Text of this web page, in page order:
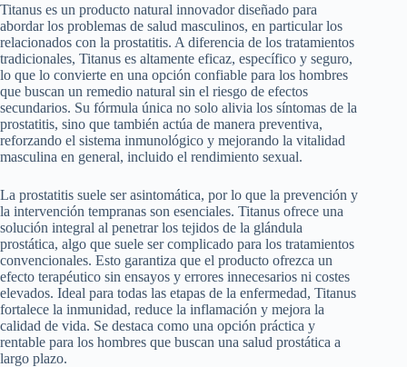
Titanus es un producto natural innovador diseñado para
abordar los problemas de salud masculinos, en particular los
relacionados con la prostatitis. A diferencia de los tratamientos
tradicionales, Titanus es altamente eficaz, específico y seguro,
lo que lo convierte en una opción confiable para los hombres
que buscan un remedio natural sin el riesgo de efectos
secundarios. Su fórmula única no solo alivia los síntomas de la
prostatitis, sino que también actúa de manera preventiva,
reforzando el sistema inmunológico y mejorando la vitalidad
masculina en general, incluido el rendimiento sexual.
La prostatitis suele ser asintomática, por lo que la prevención y
la intervención tempranas son esenciales. Titanus ofrece una
solución integral al penetrar los tejidos de la glándula
prostática, algo que suele ser complicado para los tratamientos
convencionales. Esto garantiza que el producto ofrezca un
efecto terapéutico sin ensayos y errores innecesarios ni costes
elevados. Ideal para todas las etapas de la enfermedad, Titanus
fortalece la inmunidad, reduce la inflamación y mejora la
calidad de vida. Se destaca como una opción práctica y
rentable para los hombres que buscan una salud prostática a
largo plazo.